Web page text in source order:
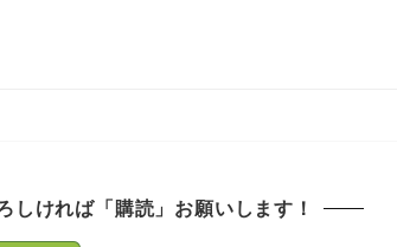
しければ「購読」お願いします！